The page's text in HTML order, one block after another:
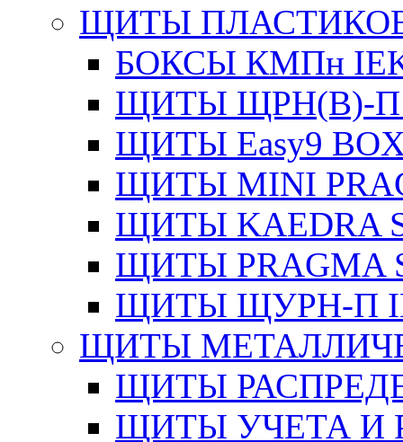
ЩИТЫ
БОКСЫ КМПн
ЩИТЫ ЩРН(В)-П
ЩИТЫ Easy9 BOX
ЩИТЫ MINI
ЩИТЫ KAEDRA
ЩИТЫ PRAGMA
ЩИТЫ ЩУРН-П
ЩИТЫ
ЩИТЫ
ЩИТЫ УЧЕТА И